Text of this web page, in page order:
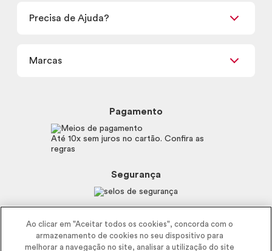
Nossas Lojas
Código de defesa do consumidor
Trabalhe com a gente
Recomendações Covid19
Precisa de Ajuda?
Frete e Entrega
Fale Conosco
E-mail
Marcas
Pagamento
Até 10x sem juros no cartão. Confira as
regras
Segurança
Ao clicar em "Aceitar todos os cookies", concorda com o
armazenamento de cookies no seu dispositivo para
melhorar a navegação no site, analisar a utilização do site